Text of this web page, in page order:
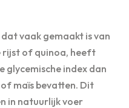
vaak gemaakt is van
rijst of quinoa, heeft
glycemische index dan
maïs bevatten. Dit
in natuurlijk voer